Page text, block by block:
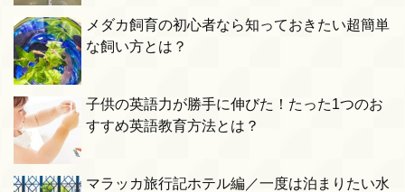
メダカ飼育の初心者なら知っておきたい超簡単
な飼い方とは？
子供の英語力が勝手に伸びた！たった1つのお
すすめ英語教育方法とは？
マラッカ旅行記ホテル編／一度は泊まりたい水